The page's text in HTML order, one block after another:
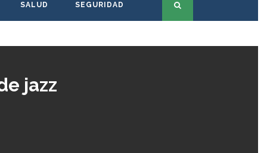
SALUD SEGURIDAD
jazz